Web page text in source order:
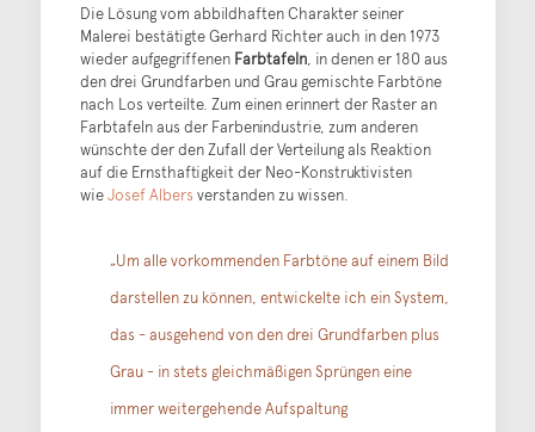
Die Lösung vom abbildhaften Charakter seiner
Malerei bestätigte Gerhard Richter auch in den 1973
wieder aufgegriffenen Farbtafeln, in denen er 180 aus
den drei Grundfarben und Grau gemischte Farbtöne
nach Los verteilte. Zum einen erinnert der Raster an
Farbtafeln aus der Farbenindustrie, zum anderen
wünschte der den Zufall der Verteilung als Reaktion
auf die Ernsthaftigkeit der Neo-Konstruktivisten
wieJosef Albers verstanden zu wissen.
„Um alle vorkommenden Farbtöne auf einem Bild
darstellen zu können, entwickelte ich ein System,
das - ausgehend von den drei Grundfarben plus
Grau - in stets gleichmäßigen Sprüngen eine
immer weitergehende Aufspaltung